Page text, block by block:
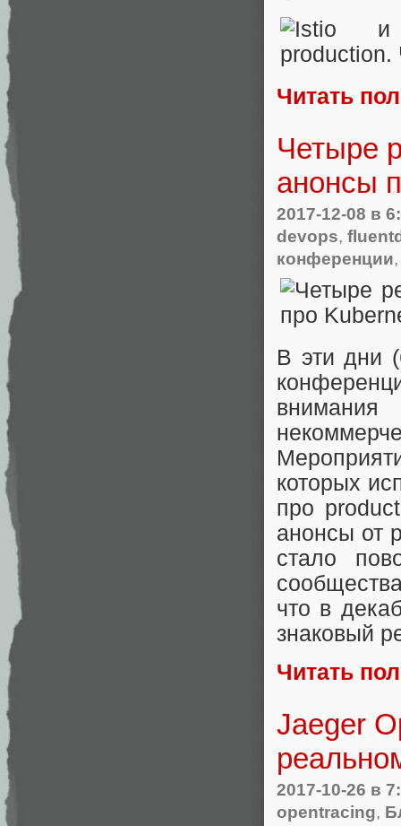
Читать
Четыре
анонсы
2017-12-08 в
devops,
конференции
В эти дни
которых
про
анонсы от
стало
что в
знаковый
Читать
Jaeger
2017-10-26 в
opentracing,